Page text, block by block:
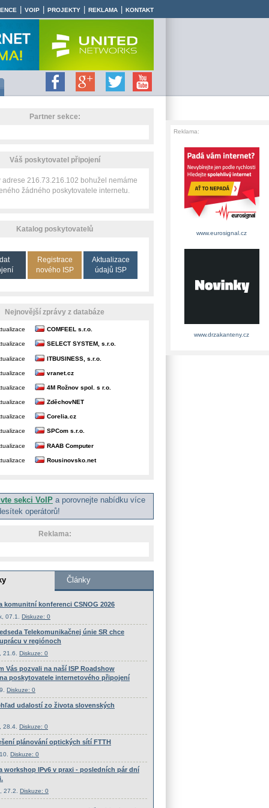
VOIP PROJEKTY REKLAMA KONTAKT
Partner sekce:
Váš poskytovatel připojení
adrese 216.73.216.102 bohužel nemáme
žádného poskytovatele internetu.
Katalog poskytovatelů
Registrace
nového ISP
Aktualizace
údajů ISP
Nejnovější zprávy z databáze
COMFEEL s.r.o.
SELECT SYSTEM, s.r.o.
ITBUSINESS, s.r.o.
vranet.cz
4M Rožnov spol. s r.o.
ZděchovNET
Corelia.cz
SPCom s.r.o.
RAAB Computer
Rousinovsko.net
sekci VoIP a porovnejte nabídku více
operátorů!
Reklama:
Reklama:
www.eurosignal.cz
www.drzakanteny.cz